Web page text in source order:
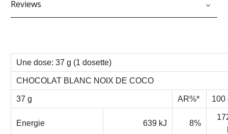
Reviews
Une dose: 37 g (1 dosette)
CHOCOLAT BLANC NOIX DE COCO
37 g AR%* 100
Energie 639 kJ 8%